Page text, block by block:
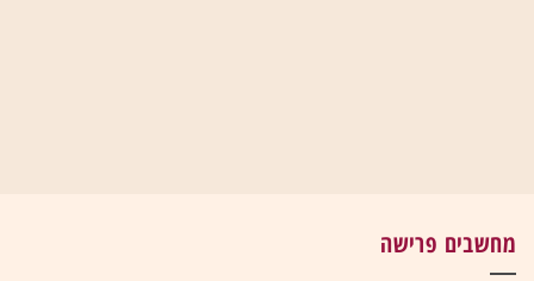
מחשבים פרישה